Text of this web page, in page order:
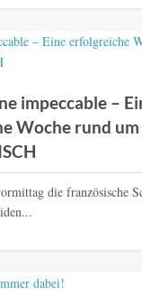
impeccable –
Woche rund um
die französische